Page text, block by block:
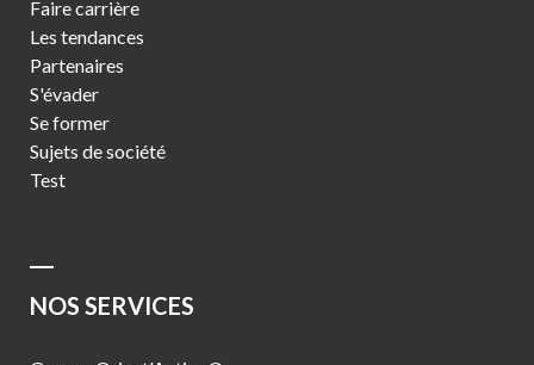
Faire carrière
Les tendances
Partenaires
S'évader
Se former
Sujets de société
Test
NOS SERVICES